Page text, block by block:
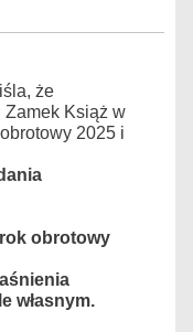
że
Zamek Książ w
2025 i
obrotowy
własnym.